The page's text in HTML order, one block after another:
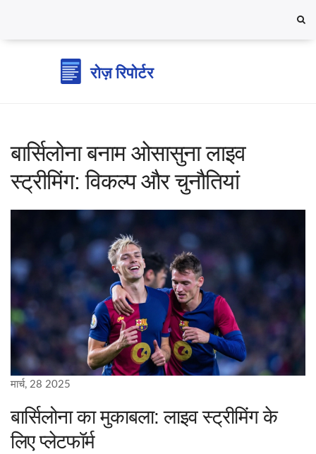
बार्सिलोना बनाम ओसासुना लाइव
स्ट्रीमिंग: विकल्प और चुनौतियां
मार्च, 28 2025
बार्सिलोना का मुकाबला: लाइव स्ट्रीमिंग के
लिए प्लेटफॉर्म